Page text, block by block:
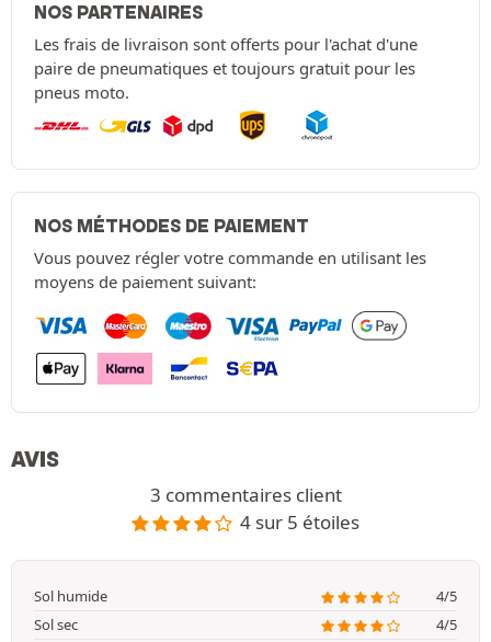
NOS PARTENAIRES
Les frais de livraison sont offerts pour l'achat d'une
paire de pneumatiques et toujours gratuit pour les
pneus moto.
NOS MÉTHODES DE PAIEMENT
Vous pouvez régler votre commande en utilisant les
moyens de paiement suivant:
AVIS
3 commentaires client
4 sur 5 étoiles
Sol humide
4/5
Sol sec
4/5